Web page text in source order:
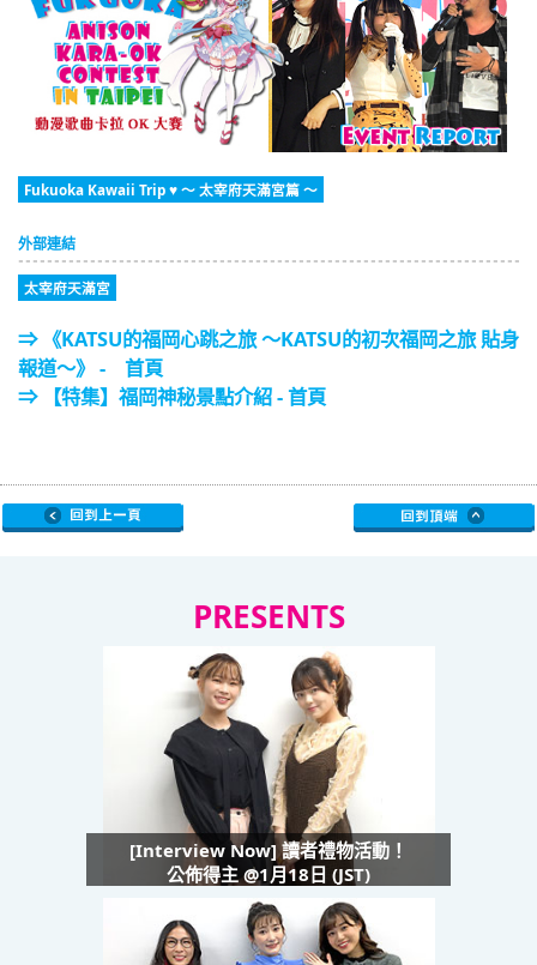
Fukuoka Kawaii Trip ♥ ～ 太宰府天滿宮篇 ～
外部連結
太宰府天滿宮
⇒ 《KATSU的福岡心跳之旅 ～KATSU的初次福岡之旅 貼身
報道～》 - 首頁
⇒ 【特集】福岡神秘景點介紹 - 首頁
PRESENTS
[Interview Now] 讀者禮物活動！
公佈得主 @1月18日 (JST)